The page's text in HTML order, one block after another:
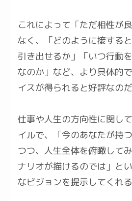
これによって「ただ相性が
なく、「どのように接する
引き出せるか」「いつ行動
なのか」など、より具体的
イスが得られると好評なのだ
仕事や人生の方向性に関し
イルで、「今のあなたが持
つつ、人生全体を俯瞰して
ナリオが描けるのでは」と
なビジョンを提示してくれる